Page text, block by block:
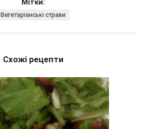
Мітки:
Вегетаріанські страви
Схожі рецепти